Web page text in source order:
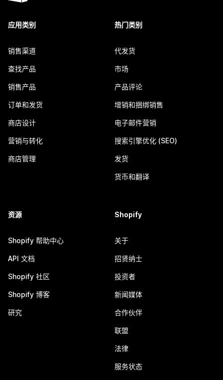
应用类别
销售渠道
查找产品
销售产品
订单和发货
商店设计
营销与转化
商店管理
热门类别
代发货
市场
产品评论
增销和捆绑销售
电子邮件营销
搜索引擎优化 (SEO)
发货
货币和翻译
资源
Shopify 帮助中心
API 文档
Shopify 社区
Shopify 博客
研究
Shopify
关于
招贤纳士
投资者
新闻媒体
合作伙伴
联盟
法律
服务状态